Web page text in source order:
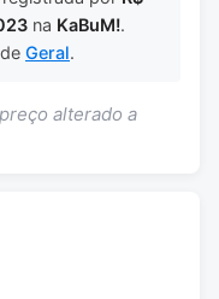
na KaBuM!.
Geral.
alterado a